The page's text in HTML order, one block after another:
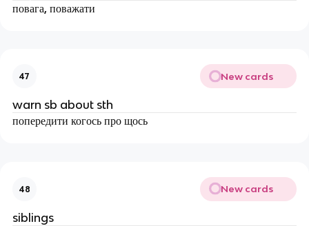
повага, поважати
47 New cards
warn sb about sth
попередити когось про щось
48 New cards
siblings